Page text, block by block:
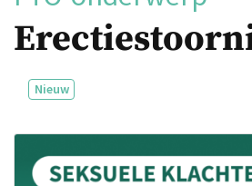
Nieuw